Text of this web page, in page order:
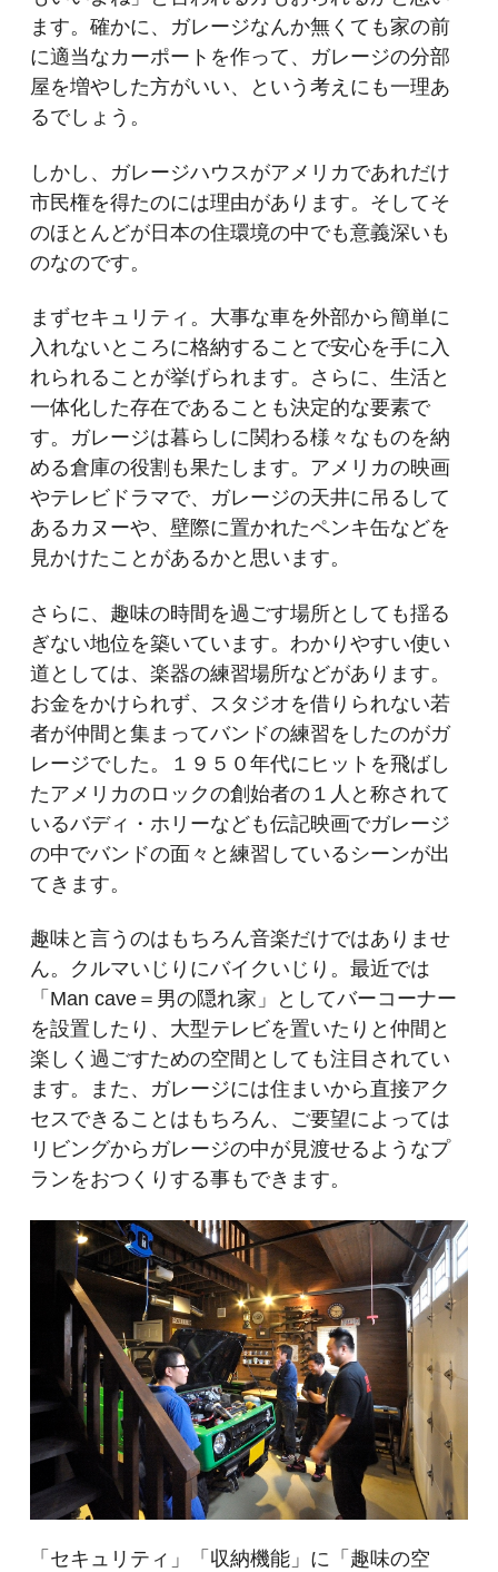
ます。確かに、ガレージなんか無くても家の前
に適当なカーポートを作って、ガレージの分部
屋を増やした方がいい、という考えにも一理あ
るでしょう。
しかし、ガレージハウスがアメリカであれだけ
市民権を得たのには理由があります。そしてそ
のほとんどが日本の住環境の中でも意義深いも
のなのです。
まずセキュリティ。大事な車を外部から簡単に
入れないところに格納することで安心を手に入
れられることが挙げられます。さらに、生活と
一体化した存在であることも決定的な要素で
す。ガレージは暮らしに関わる様々なものを納
める倉庫の役割も果たします。アメリカの映画
やテレビドラマで、ガレージの天井に吊るして
あるカヌーや、壁際に置かれたペンキ缶などを
見かけたことがあるかと思います。
さらに、趣味の時間を過ごす場所としても揺る
ぎない地位を築いています。わかりやすい使い
道としては、楽器の練習場所などがあります。
お金をかけられず、スタジオを借りられない若
者が仲間と集まってバンドの練習をしたのがガ
レージでした。１９５０年代にヒットを飛ばし
たアメリカのロックの創始者の１人と称されて
いるバディ・ホリーなども伝記映画でガレージ
の中でバンドの面々と練習しているシーンが出
てきます。
趣味と言うのはもちろん音楽だけではありませ
ん。クルマいじりにバイクいじり。最近では
「Man cave＝男の隠れ家」としてバーコーナー
を設置したり、大型テレビを置いたりと仲間と
楽しく過ごすための空間としても注目されてい
ます。また、ガレージには住まいから直接アク
セスできることはもちろん、ご要望によっては
リビングからガレージの中が見渡せるようなプ
ランをおつくりする事もできます。
「セキュリティ」「収納機能」に「趣味の空